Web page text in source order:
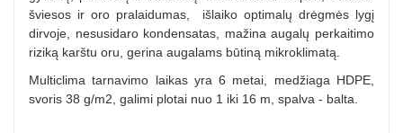
šviesos ir oro pralaidumas,
išlaiko optimalų drėgmės lygį
dirvoje, nesusidaro kondensatas, mažina augalų perkaitimo
riziką karštu oru, gerina augalams būtiną mikroklimatą.
Multiclima tarnavimo laikas yra 6 metai, medžiaga HDPE,
svoris 38 g/m2, galimi plotai nuo 1 iki 16 m, spalva - balta.